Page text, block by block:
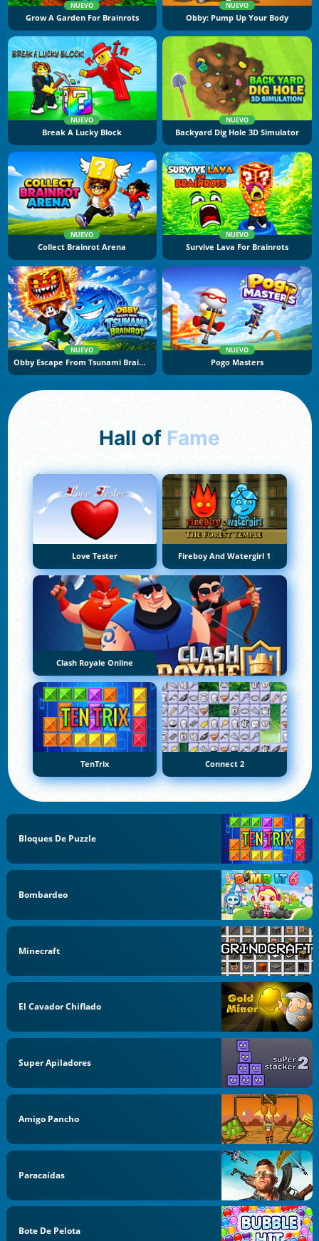
NUEVO
Grow A Garden For Brainrots
NUEVO
Obby: Pump Up Your Body
NUEVO
Break A Lucky Block
NUEVO
Backyard Dig Hole 3D Simulator
NUEVO
Collect Brainrot Arena
NUEVO
Survive Lava For Brainrots
NUEVO
Obby Escape From Tsunami Brainrot
NUEVO
Pogo Masters
Hall of Fame
Love Tester Fireboy And Watergirl 1
Clash Royale Online
TenTrix Connect 2
Bloques De Puzzle
Bombardeo
Minecraft
El Cavador Chiflado
Super Apiladores
Amigo Pancho
Paracaídas
Bote De Pelota